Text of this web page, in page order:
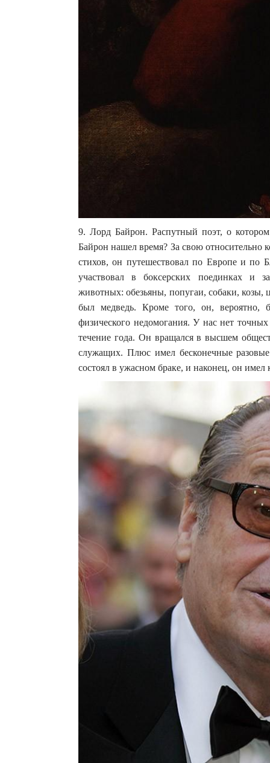
9. Лорд Байрон. Распутный поэт, о
Байрон нашел время? За свою относительно
стихов, он путешествовал по Европе и по
участвовал в боксерских поединках и
животных: обезьяны, попугаи, собаки,
был медведь. Кроме того, он, вероятно,
физического недомогания. У нас нет
течение года. Он вращался в высшем
служащих. Плюс имел бесконечные
состоял в ужасном браке, и наконец, он